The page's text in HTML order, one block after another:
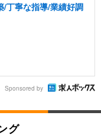
/丁寧な指導/業績好調
Sponsored by
グ